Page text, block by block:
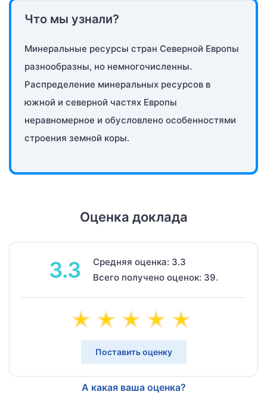
Что мы узнали?
Минеральные ресурсы стран Северной Европы
разнообразны, но немногочисленны.
Распределение минеральных ресурсов в
южной и северной частях Европы
неравномерное и обусловлено особенностями
строения земной коры.
Оценка доклада
3.3
Средняя оценка: 3.3
Всего получено оценок: 39.
Поставить оценку
А какая ваша оценка?